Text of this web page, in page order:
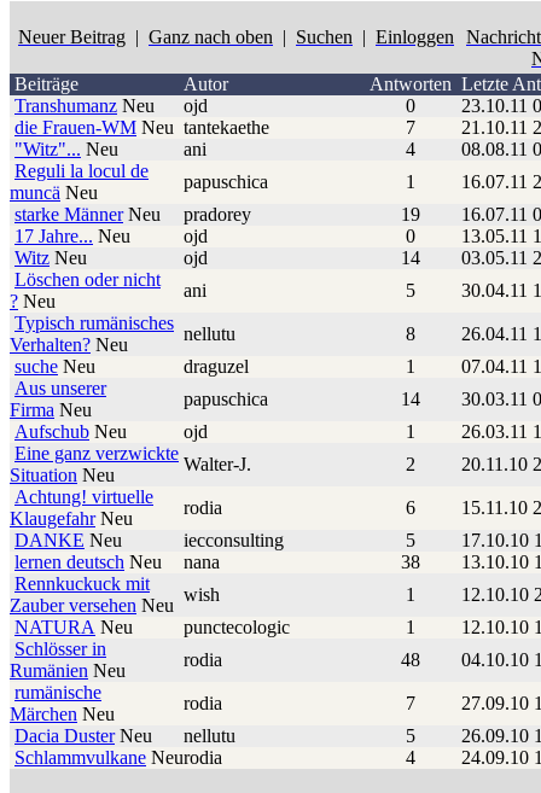
Neuer Beitrag | Ganz nach oben | Suchen | Einloggen
Beiträge
Autor Antworten Letzte
Transhumanz Neu ojd 0
23.10.11
die Frauen-WM Neu tantekaethe 7
21.10.11
"Witz"... Neu ani 4
08.08.11
Reguli la locul de
muncä Neu
papuschica 1
16.07.11
starke Männer Neu pradorey 19
16.07.11
17 Jahre... Neu ojd 0
13.05.11
Witz Neu ojd 14
03.05.11
Löschen oder nicht
? Neu
ani 5
30.04.11
Typisch rumänisches
Verhalten? Neu
nellutu 8
26.04.11
suche Neu draguzel 1
07.04.11
Aus unserer
Firma Neu
papuschica 14
30.03.11
Aufschub Neu ojd 1
26.03.11
Eine ganz verzwickte
Situation Neu
Walter-J. 2
20.11.10
Achtung! virtuelle
Klaugefahr Neu
rodia 6
15.11.10
DANKE Neu iecconsulting 5
17.10.10
lernen deutsch Neu nana 38
13.10.10
Rennkuckuck mit
Zauber versehen Neu
wish 1
12.10.10
NATURA Neu punctecologic 1
12.10.10
Schlösser in
Rumänien Neu
rodia 48
04.10.10
rumänische
Märchen Neu
rodia 7
27.09.10
Dacia Duster Neu nellutu 5
26.09.10
Schlammvulkane Neurodia 4 24.09.10